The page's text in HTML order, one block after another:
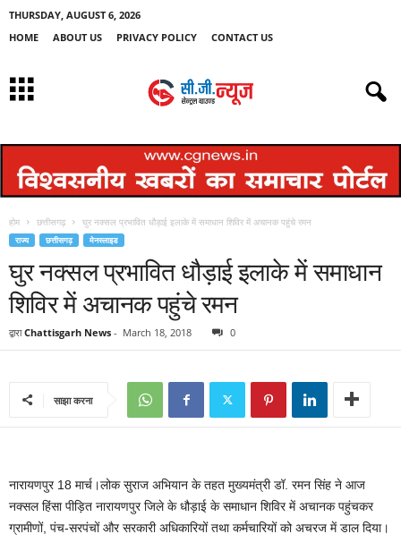
THURSDAY, AUGUST 6, 2026
HOME
ABOUT US PRIVACY POLICY CONTACT US
होम छत्तीसगढ़ घुर नक्सल प्रभावित धौड़ाई इलाके में समाधान शिविर में अचानक पहुंचे रमन
राज्य छत्तीसगढ़ मेनस्लाइड
घुर नक्सल प्रभावित धौड़ाई इलाके में समाधान
शिविर में अचानक पहुंचे रमन
द्वारा Chattisgarh News - March 18, 2018 0
साझा करना
नारायणपुर 18 मार्च।लोक सुराज अभियान के तहत मुख्यमंत्री डॉ. रमन सिंह ने आज
नक्सल हिंसा पीड़ित नारायणपुर जिले के धौड़ाई के समाधान शिविर में अचानक पहुंचकर
ग्रामीणों, पंच-सरपंचों और सरकारी अधिकारियों तथा कर्मचारियों को अचरज में डाल दिया।